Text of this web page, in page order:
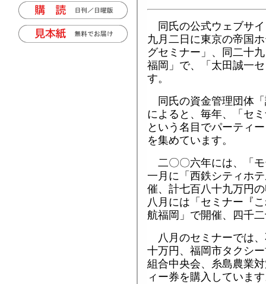
同氏の公式ウェブサ
九月二日に東京の帝国
グセミナー」、同二十
福岡」で、「太田誠一
す。
同氏の資金管理団体
によると、毎年、「セ
という名目でパーティ
を集めています。
二〇〇六年には、「
一月に「西鉄シティホ
催、計七百八十九万円
八月には「セミナー『
航福岡」で開催、四千
八月のセミナーでは
十万円、福岡市タクシ
組合中央会、糸島農業
ィー券を購入していま